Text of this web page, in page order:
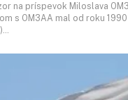
na príspevok Miloslava
s OM3AA mal od roku